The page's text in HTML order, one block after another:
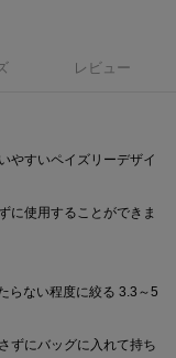
レビュー
やすいペイズリーデザイ
に使用することができま
らない程度に絞る 3.3～5
ずにバッグに入れて持ち